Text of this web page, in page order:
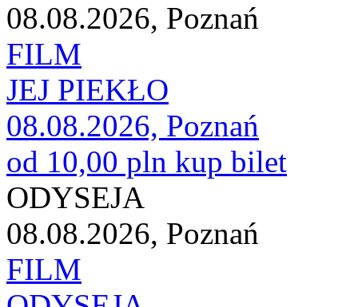
08.08.2026, Poznań
FILM
JEJ PIEKŁO
08.08.2026, Poznań
od 10,00 pln kup bilet
ODYSEJA
08.08.2026, Poznań
FILM